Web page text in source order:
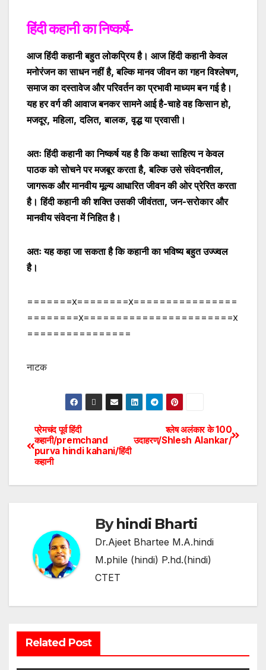
हिंदी कहानी का निष्कर्ष-
आज हिंदी कहानी बहुत लोकप्रिय है। आज हिंदी कहानी केवल
मनोरंजन का साधन नहीं है,बल्कि मानव जीवन का गहन विश्लेषण,
समाज का दस्तावेज और परिवर्तन का प्रभावी माध्यम बन गई है।
यह हर वर्ग की आवाज बनकर सामने आई है-चाहे वह किसान हो,
मजदूर, महिला, दलित, बालक, वृद्ध या प्रवासी।
अतः हिंदी कहानी का निष्कर्ष यह है कि कथा साहित्य न केवल
पाठक को सोचने पर मजबूर करता है, बल्कि उसे संवेदनशील,
जागरूक और मानवीय मूल्य आधारित जीवन की ओर प्रेरित करता
है। हिंदी कहानी की शक्ति उसकी जीवंतता, जन-सरोकार और
मानवीय संवेदना में निहित है।
अतः यह कहा जा सकता है कि कहानी का भविष्य बहुत उज्ज्वल
है।
=======x========x================
========x=======================x
================
नाटक
श्लेष अलंकार के 100
उदाहरण/Shlesh Alankar/
प्रेमचंद पूर्व हिंदी
कहानी/premchand
purva hindi kahani/हिंदी
कहानी
Byhindi Bharti
Dr.Ajeet Bhartee M.A.hindi
M.phile (hindi) P.hd.(hindi)
CTET
Related Post